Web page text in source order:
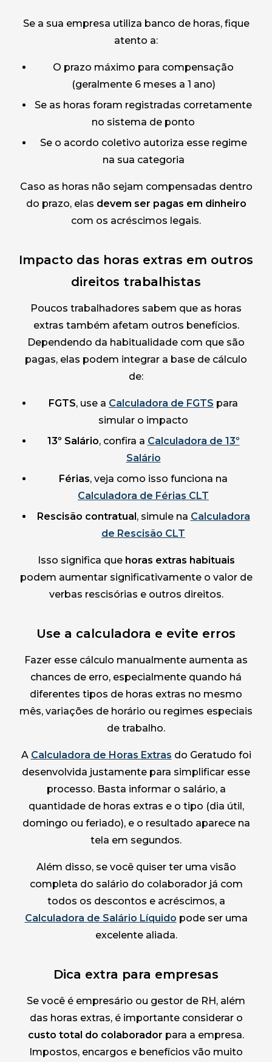
Se a sua empresa utiliza banco de horas, fique
atento a:
O prazo máximo para compensação
(geralmente 6 meses a 1 ano)
Se as horas foram registradas corretamente
no sistema de ponto
Se o acordo coletivo autoriza esse regime
na sua categoria
Caso as horas não sejam compensadas dentro
do prazo, elas devem ser pagas em dinheiro
com os acréscimos legais.
Impacto das horas extras em outros
direitos trabalhistas
Poucos trabalhadores sabem que as horas
extras também afetam outros benefícios.
Dependendo da habitualidade com que são
pagas, elas podem integrar a base de cálculo
de:
FGTS, use a Calculadora de FGTS para
simular o impacto
13º Salário, confira a Calculadora de 13º
Salário
Férias, veja como isso funciona na
Calculadora de Férias CLT
Rescisão contratual, simule na Calculadora
de Rescisão CLT
Isso significa que horas extras habituais
podem aumentar significativamente o valor de
verbas rescisórias e outros direitos.
Use a calculadora e evite erros
Fazer esse cálculo manualmente aumenta as
chances de erro, especialmente quando há
diferentes tipos de horas extras no mesmo
mês, variações de horário ou regimes especiais
de trabalho.
A Calculadora de Horas Extras do Geratudo foi
desenvolvida justamente para simplificar esse
processo. Basta informar o salário, a
quantidade de horas extras e o tipo (dia útil,
domingo ou feriado), e o resultado aparece na
tela em segundos.
Além disso, se você quiser ter uma visão
completa do salário do colaborador já com
todos os descontos e acréscimos, a
Calculadora de Salário Líquido pode ser uma
excelente aliada.
Dica extra para empresas
Se você é empresário ou gestor de RH, além
das horas extras, é importante considerar o
custo total do colaborador para a empresa.
Impostos, encargos e benefícios vão muito